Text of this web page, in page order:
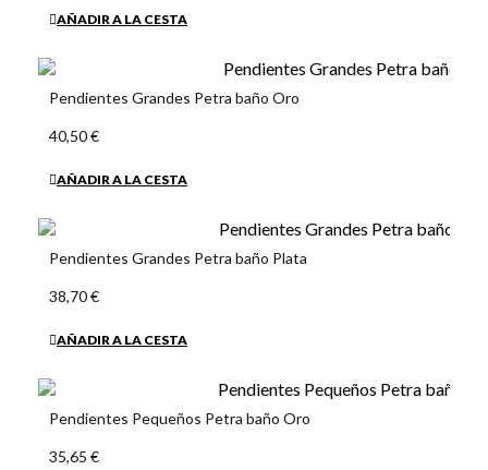
AÑADIR A LA CESTA
Pendientes Grandes Petra baño Oro
40,50 €
AÑADIR A LA CESTA
Pendientes Grandes Petra baño Plata
38,70 €
AÑADIR A LA CESTA
Pendientes Pequeños Petra baño Oro
35,65 €